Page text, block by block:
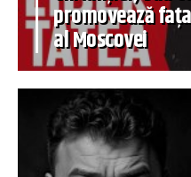
promovează
al Moscovei